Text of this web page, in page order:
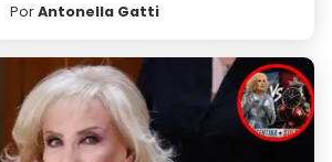
PorAntonella Gatti